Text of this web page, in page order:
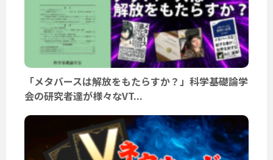
「メタバースは解放をもたらすか？」科学基礎論学
会の研究者達が様々なVT...